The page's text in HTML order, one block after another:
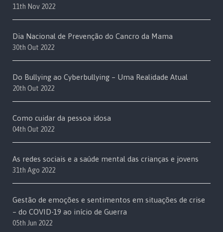
11th Nov 2022
Dia Nacional de Prevenção do Cancro da Mama
30th Out 2022
Do Bullying ao Cyberbullying – Uma Realidade Atual
20th Out 2022
Como cuidar da pessoa idosa
04th Out 2022
As redes sociais e a saúde mental das crianças e jovens
31th Ago 2022
Gestão de emoções e sentimentos em situações de crise
– do COVID-19 ao início de Guerra
05th Jun 2022